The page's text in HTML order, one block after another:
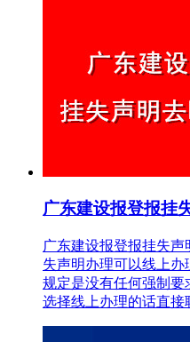
广东建设报登报挂
广东建设报登报挂失
失声明办理可以线上
规定是没有任何强制要
选择线上办理的话直接